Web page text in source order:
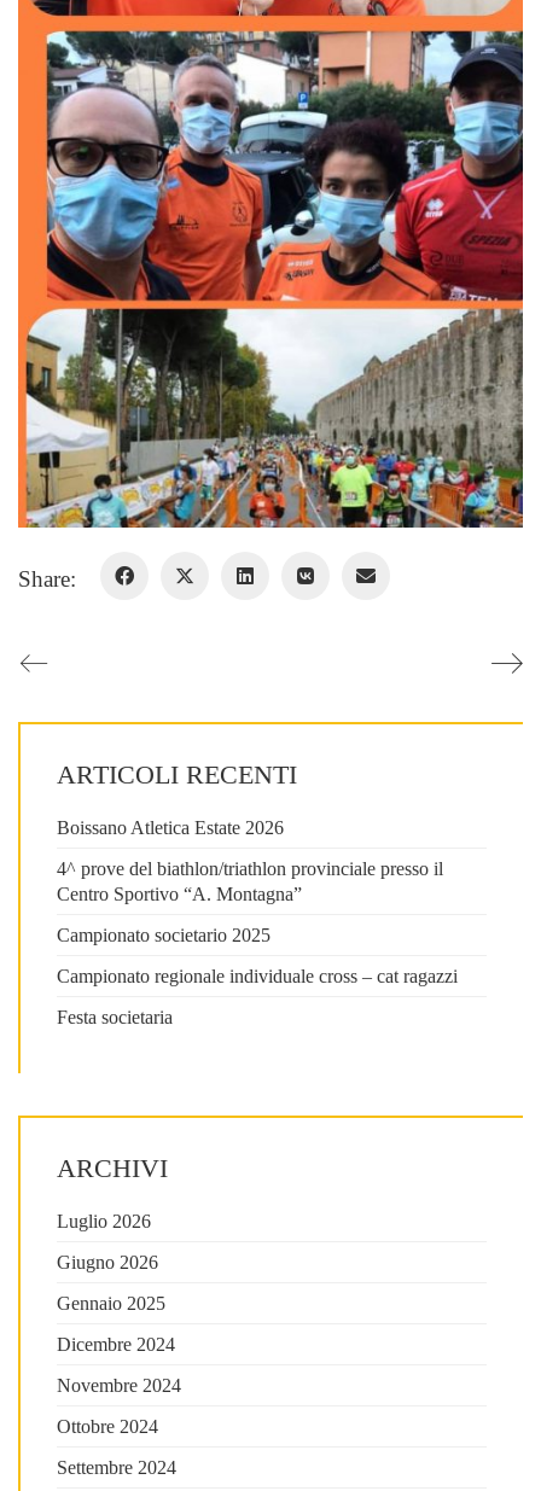
Share:
ARTICOLI RECENTI
Boissano Atletica Estate 2026
4^ prove del biathlon/triathlon provinciale presso il
Centro Sportivo “A. Montagna”
Campionato societario 2025
Campionato regionale individuale cross – cat ragazzi
Festa societaria
ARCHIVI
Luglio 2026
Giugno 2026
Gennaio 2025
Dicembre 2024
Novembre 2024
Ottobre 2024
Settembre 2024